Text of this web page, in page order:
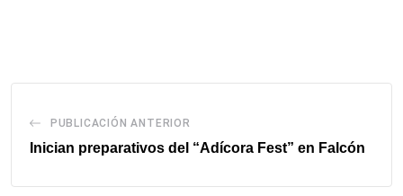
PUBLICACIÓN ANTERIOR
Inician preparativos del “Adícora Fest” en Falcón